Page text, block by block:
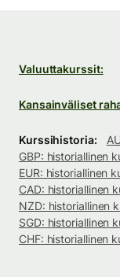
Valuuttakurssit:
Kansainväliset
Kurssihistoria:
GBP: historiallinen
EUR: historiallinen
CAD: historiallinen
NZD: historiallinen
SGD: historiallinen
CHF: historiallinen